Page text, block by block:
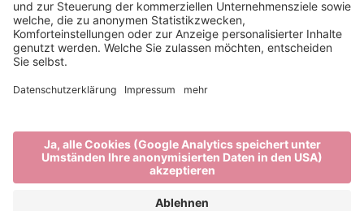
Brixen Tourismus
Privacy
Impressum
Förderungen
produced by